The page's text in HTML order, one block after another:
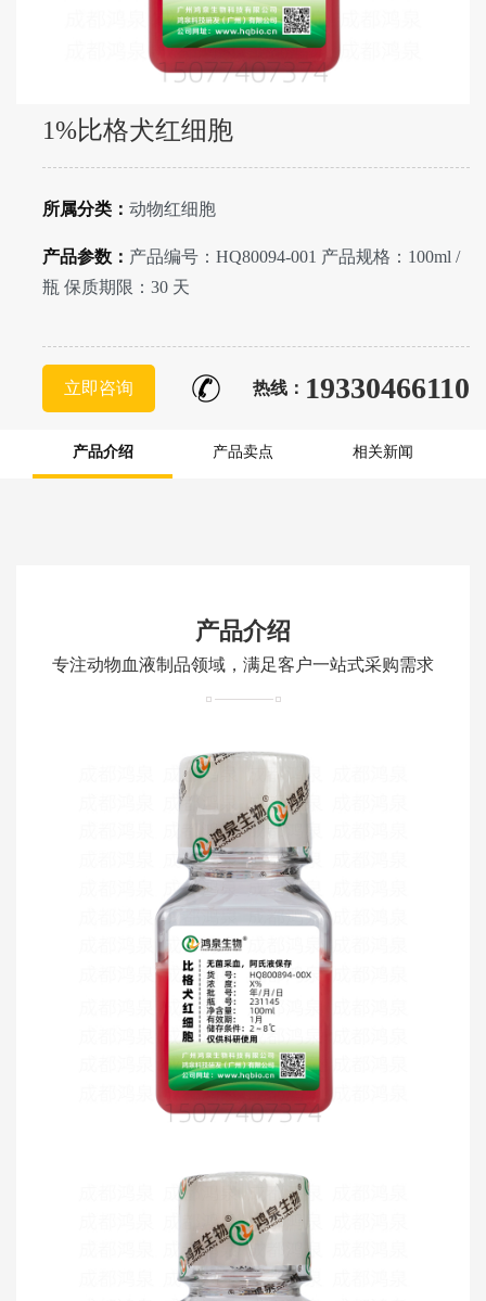
1%比格犬红细胞
所属分类： 动物红细胞
产品参数： 产品编号：HQ80094-001 产品规格：100ml /
瓶 保质期限：30 天
立即咨询 热线： 19330466110
产品介绍 产品卖点 相关新闻
产品介绍
专注动物血液制品领域，满足客户一站式采购需求